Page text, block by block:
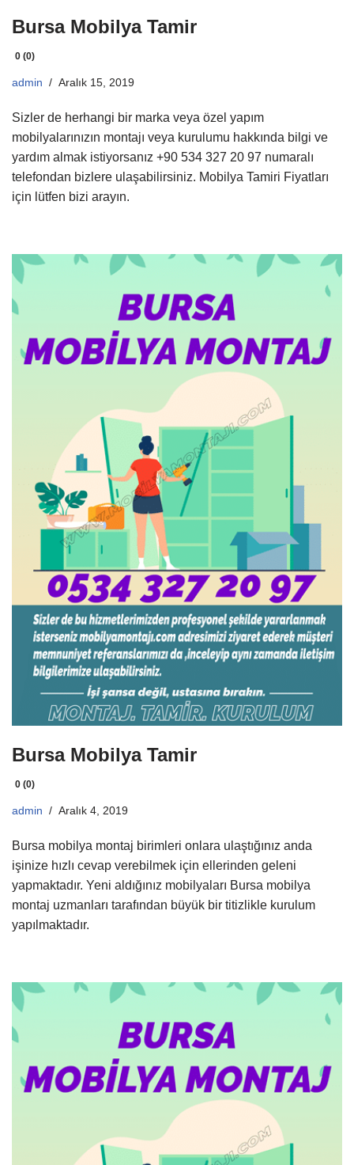
Bursa Mobilya Tamir
0 (0)
admin Aralık 15, 2019
Sizler de herhangi bir marka veya özel yapım
mobilyalarınızın montajı veya kurulumu hakkında bilgi ve
yardım almak istiyorsanız +90 534 327 20 97 numaralı
telefondan bizlere ulaşabilirsiniz. Mobilya Tamiri Fiyatları
için lütfen bizi arayın.
Bursa Mobilya Tamir
0 (0)
admin Aralık 4, 2019
Bursa mobilya montaj birimleri onlara ulaştığınız anda
işinize hızlı cevap verebilmek için ellerinden geleni
yapmaktadır. Yeni aldığınız mobilyaları Bursa mobilya
montaj uzmanları tarafından büyük bir titizlikle kurulum
yapılmaktadır.